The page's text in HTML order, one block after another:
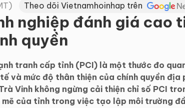
Theo dõi Vietnamhoinhap trên
nghiệp đánh giá cao
quyền
tranh cấp tỉnh (PCI) là một thước đo
và mức độ thân thiện của chính quyền địa
Vinh không ngừng cải thiện chỉ số PCI
của tỉnh trong việc tạo lập môi trường